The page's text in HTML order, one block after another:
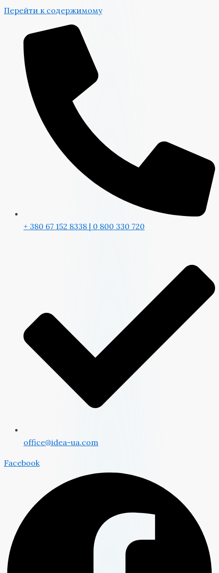
Перейти к содержимому
+ 380 67 152 8338 | 0 800 330 720
office@idea-ua.com
Facebook